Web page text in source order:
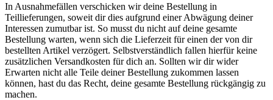
In Ausnahmefällen verschicken wir deine Bestellung in
Teillieferungen, soweit dir dies aufgrund einer Abwägung deiner
Interessen zumutbar ist. So musst du nicht auf deine gesamte
Bestellung warten, wenn sich die Lieferzeit für einen der von dir
bestellten Artikel verzögert. Selbstverständlich fallen hierfür keine
zusätzlichen Versandkosten für dich an. Sollten wir dir wider
Erwarten nicht alle Teile deiner Bestellung zukommen lassen
können, hast du das Recht, deine gesamte Bestellung rückgängig zu
machen.